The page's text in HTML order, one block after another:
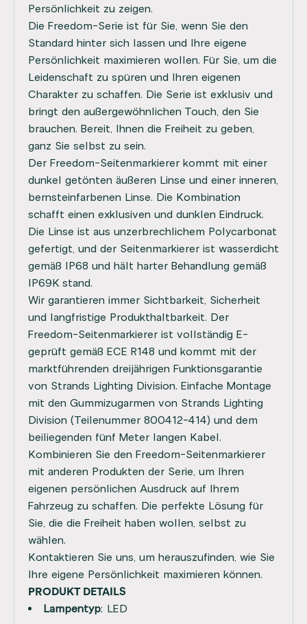
Persönlichkeit zu zeigen.
Die Freedom-Serie ist für Sie, wenn Sie den
Standard hinter sich lassen und Ihre eigene
Persönlichkeit maximieren wollen. Für Sie, um die
Leidenschaft zu spüren und Ihren eigenen
Charakter zu schaffen. Die Serie ist exklusiv und
bringt den außergewöhnlichen Touch, den Sie
brauchen. Bereit, Ihnen die Freiheit zu geben,
ganz Sie selbst zu sein.
Der Freedom-Seitenmarkierer kommt mit einer
dunkel getönten äußeren Linse und einer inneren,
bernsteinfarbenen Linse. Die Kombination
schafft einen exklusiven und dunklen Eindruck.
Die Linse ist aus unzerbrechlichem Polycarbonat
gefertigt, und der Seitenmarkierer ist wasserdicht
gemäß IP68 und hält harter Behandlung gemäß
IP69K stand.
Wir garantieren immer Sichtbarkeit, Sicherheit
und langfristige Produkthaltbarkeit. Der
Freedom-Seitenmarkierer ist vollständig E-
geprüft gemäß ECE R148 und kommt mit der
marktführenden dreijährigen Funktionsgarantie
von Strands Lighting Division. Einfache Montage
mit den Gummizugarmen von Strands Lighting
Division (Teilenummer 800412-414) und dem
beiliegenden fünf Meter langen Kabel.
Kombinieren Sie den Freedom-Seitenmarkierer
mit anderen Produkten der Serie, um Ihren
eigenen persönlichen Ausdruck auf Ihrem
Fahrzeug zu schaffen. Die perfekte Lösung für
Sie, die die Freiheit haben wollen, selbst zu
wählen.
Kontaktieren Sie uns, um herauszufinden, wie Sie
Ihre eigene Persönlichkeit maximieren können.
PRODUKT DETAILS
Lampentyp: LED